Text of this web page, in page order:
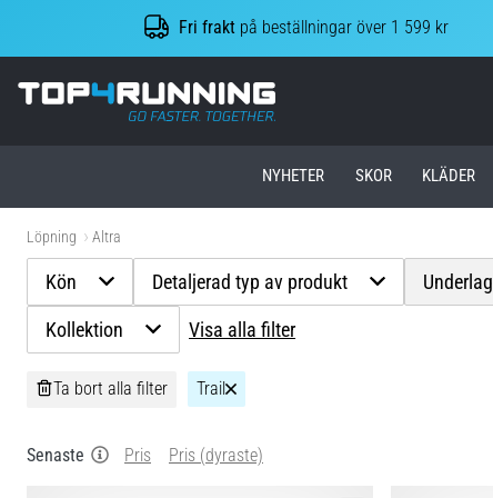
Fri frakt på beställningar över 1 599 kr
Top4Running.se
NYHETER SKOR KLÄDER
Löpning Altra
Kön Detaljerad typ av produkt Underlag
Kollektion Visa alla filter
Ta bort alla filter Trail
Senaste Pris Pris (dyraste)